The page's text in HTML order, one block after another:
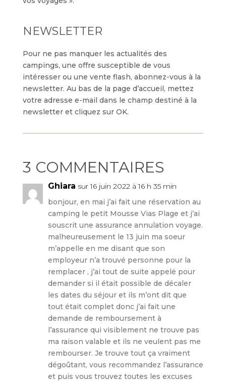
NEWSLETTER
Pour ne pas manquer les actualités des
campings, une offre susceptible de vous
intéresser ou une vente flash, abonnez-vous à la
newsletter. Au bas de la page d’accueil, mettez
votre adresse e-mail dans le champ destiné à la
newsletter et cliquez sur OK.
3 COMMENTAIRES
Ghiara sur 16 juin 2022 à 16 h 35 min
bonjour, en mai j’ai fait une réservation au
camping le petit Mousse Vias Plage et j’ai
souscrit une assurance annulation voyage.
malheureusement le 13 juin ma soeur
m’appelle en me disant que son
employeur n’a trouvé personne pour la
remplacer , j’ai tout de suite appelé pour
demander si il était possible de décaler
les dates du séjour et ils m’ont dit que
tout était complet donc j’ai fait une
demande de remboursement à
l’assurance qui visiblement ne trouve pas
ma raison valable et ils ne veulent pas me
rembourser. Je trouve tout ça vraiment
dégoûtant, vous recommandez l’assurance
et puis vous trouvez toutes les excuses